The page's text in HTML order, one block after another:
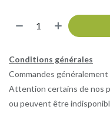
Conditions générales
Commandes
Attention certains de nos
ou peuvent être